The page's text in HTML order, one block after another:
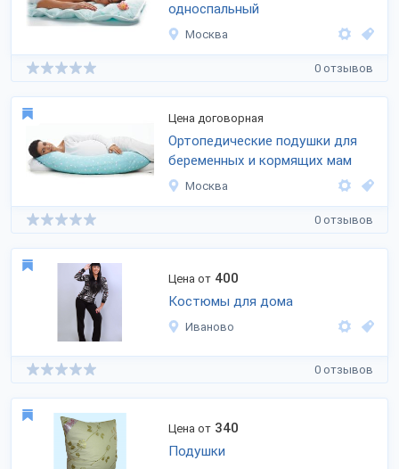
односпальный
Москва
0 отзывов
Цена договорная
Ортопедические подушки для
беременных и кормящих мам
Москва
0 отзывов
Цена от 400
Костюмы для дома
Иваново
0 отзывов
Цена от 340
Подушки